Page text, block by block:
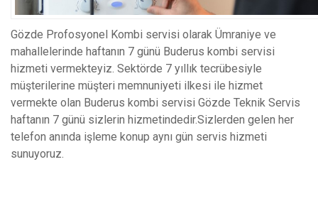
Gözde Profosyonel Kombi servisi olarak Ümraniye ve
mahallelerinde haftanın 7 günü Buderus kombi servisi
hizmeti vermekteyiz. Sektörde 7 yıllık tecrübesiyle
müşterilerine müşteri memnuniyeti ilkesi ile hizmet
vermekte olan Buderus kombi servisi Gözde Teknik Servis
haftanın 7 günü sizlerin hizmetindedir.Sizlerden gelen her
telefon anında işleme konup aynı gün servis hizmeti
sunuyoruz.